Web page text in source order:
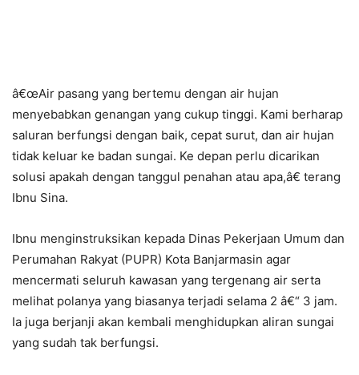
â€œAir pasang yang bertemu dengan air hujan
menyebabkan genangan yang cukup tinggi. Kami berharap
saluran berfungsi dengan baik, cepat surut, dan air hujan
tidak keluar ke badan sungai. Ke depan perlu dicarikan
solusi apakah dengan tanggul penahan atau apa,â€ terang
Ibnu Sina.
Ibnu menginstruksikan kepada Dinas Pekerjaan Umum dan
Perumahan Rakyat (PUPR) Kota Banjarmasin agar
mencermati seluruh kawasan yang tergenang air serta
melihat polanya yang biasanya terjadi selama 2 â€“ 3 jam.
Ia juga berjanji akan kembali menghidupkan aliran sungai
yang sudah tak berfungsi.